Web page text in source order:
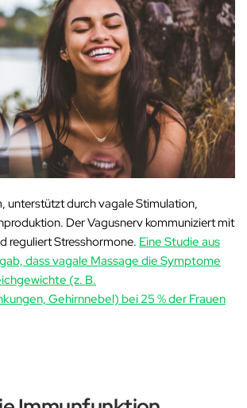
unterstützt durch vagale Stimulation,
Der Vagusnerv kommuniziert mit
reguliert Stresshormone. Eine Studie aus
dass vagale Massage die Symptome
(z. B.
Gehirnnebel) bei 25 % der Frauen